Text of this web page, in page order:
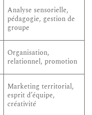
Analyse sensorielle,
pédagogie, gestion de
groupe
Organisation,
relationnel, promotion
Marketing territorial,
esprit d’équipe,
créativité